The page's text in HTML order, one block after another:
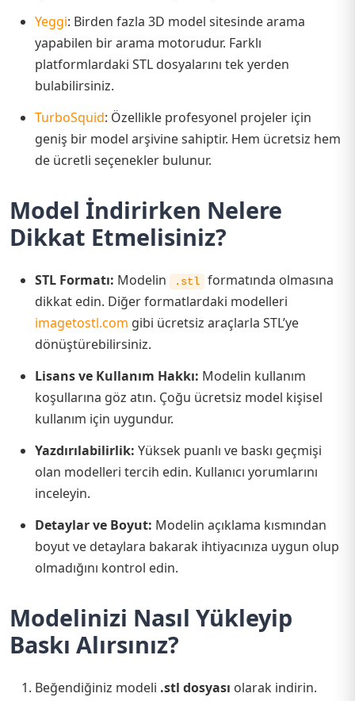
Yeggi: Birden fazla 3D model sitesinde arama
yapabilen bir arama motorudur. Farklı
platformlardaki STL dosyalarını tek yerden
bulabilirsiniz.
TurboSquid: Özellikle profesyonel projeler için
geniş bir model arşivine sahiptir. Hem ücretsiz hem
de ücretli seçenekler bulunur.
Model İndirirken Nelere
Dikkat Etmelisiniz?
STL Formatı: Modelin .stl
formatında olmasına
dikkat edin. Diğer formatlardaki modelleri
imagetostl.com gibi ücretsiz araçlarla STL’ye
dönüştürebilirsiniz.
Lisans ve Kullanım Hakkı: Modelin kullanım
koşullarına göz atın. Çoğu ücretsiz model kişisel
kullanım için uygundur.
Yazdırılabilirlik: Yüksek puanlı ve baskı geçmişi
olan modelleri tercih edin. Kullanıcı yorumlarını
inceleyin.
Detaylar ve Boyut: Modelin açıklama kısmından
boyut ve detaylara bakarak ihtiyacınıza uygun olup
olmadığını kontrol edin.
Modelinizi Nasıl Yükleyip
Baskı Alırsınız?
Beğendiğiniz modeli .stl dosyası olarak indirin.